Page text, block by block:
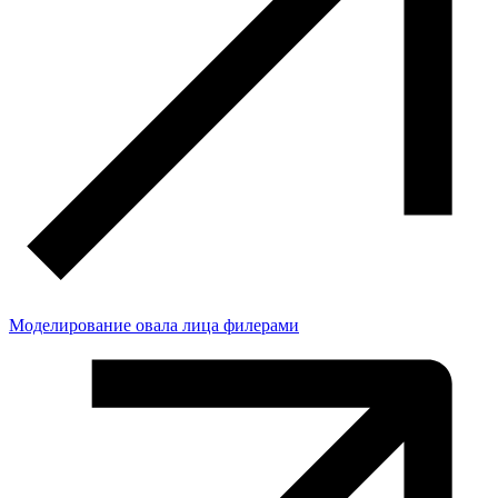
Моделирование овала лица филерами